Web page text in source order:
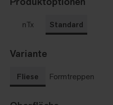
nTx Standard
Variante
Fliese Formtreppen